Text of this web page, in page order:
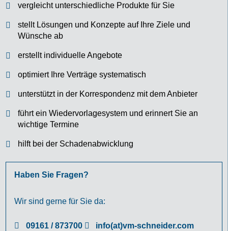
vergleicht unterschiedliche Produkte für Sie
stellt Lösungen und Konzepte auf Ihre Ziele und
Wünsche ab
erstellt individuelle Angebote
optimiert Ihre Verträge systematisch
unterstützt in der Korrespondenz mit dem Anbieter
führt ein Wiedervorlagesystem und erinnert Sie an
wichtige Termine
hilft bei der Schadenabwicklung
Haben Sie Fragen?
Wir sind gerne für Sie da:
09161 / 873700 info(at)vm-schneider.com